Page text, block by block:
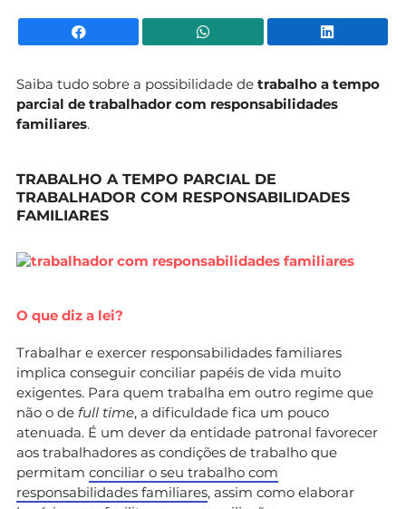
Facebook WhatsApp
Saiba tudo sobre a possibilidade de trabalho a tempo
parcial de trabalhador com responsabilidades
familiares.
TRABALHO A TEMPO PARCIAL DE
TRABALHADOR COM RESPONSABILIDADES
FAMILIARES
O que diz a lei?
Trabalhar e exercer responsabilidades familiares
implica conseguir conciliar papéis de vida muito
exigentes. Para quem trabalha em outro regime que
não o de full time, a dificuldade fica um pouco
atenuada. É um dever da entidade patronal favorecer
aos trabalhadores as condições de trabalho que
permitam conciliar o seu trabalho com
responsabilidades familiares, assim como elaborar